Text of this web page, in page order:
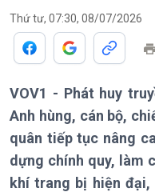
Thứ tư, 07:30, 08/07/2026
VOV1 - Phát huy
Anh hùng, cán bộ,
quân tiếp tục nâng
dựng chính quy, làm
khí trang bị hiện